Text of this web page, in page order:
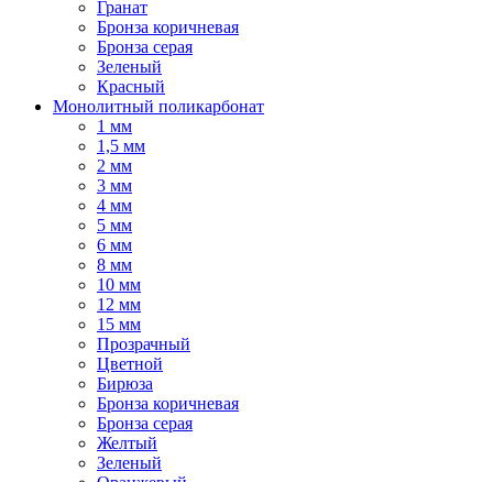
Гранат
Бронза коричневая
Бронза серая
Зеленый
Красный
Монолитный поликарбонат
1 мм
1,5 мм
2 мм
3 мм
4 мм
5 мм
6 мм
8 мм
10 мм
12 мм
15 мм
Прозрачный
Цветной
Бирюза
Бронза коричневая
Бронза серая
Желтый
Зеленый